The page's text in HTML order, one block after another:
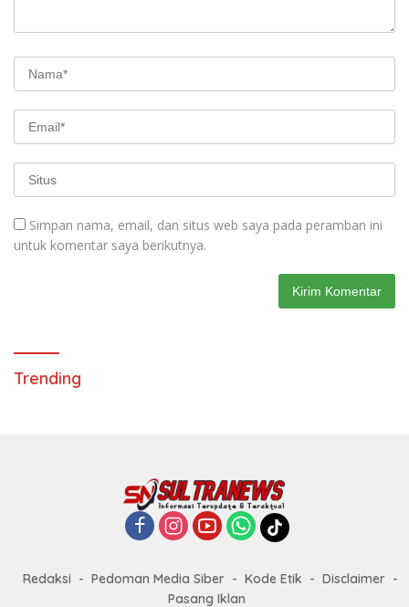
Simpan nama, email, dan situs web saya pada peramban ini
untuk komentar saya berikutnya.
Trending
Redaksi Pedoman Media Siber Kode Etik
Disclaimer
Pasang Iklan